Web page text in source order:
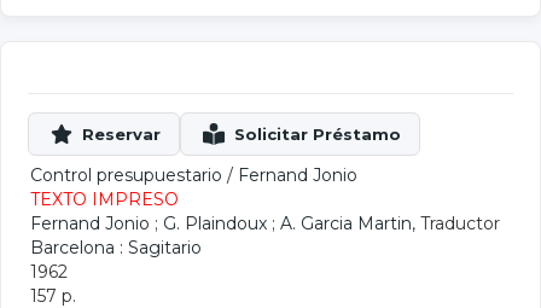
Control presupuestario / Fernand Jonio
TEXTO IMPRESO
Fernand Jonio ; G. Plaindoux ; A. Garcia Martin, Traductor
Barcelona : Sagitario
1962
157 p.